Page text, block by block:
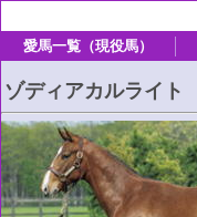
愛馬一覧（現役馬）
ゾディアカルライト